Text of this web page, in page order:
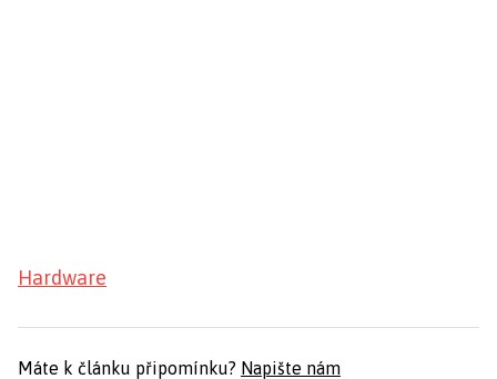
Hardware
Máte k článku připomínku? Napište nám